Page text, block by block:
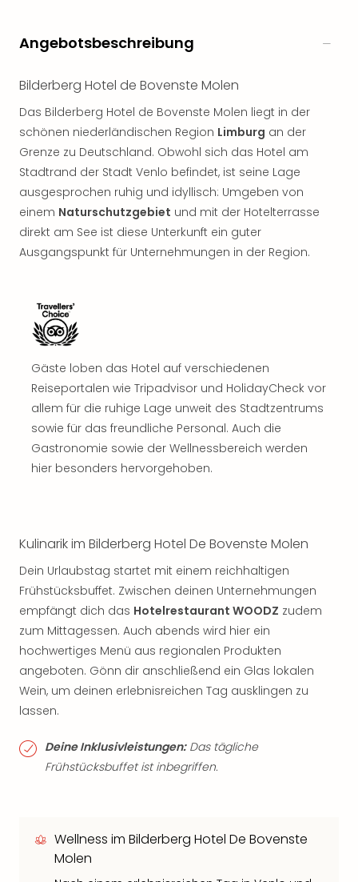
Angebotsbeschreibung
Bilderberg Hotel de Bovenste Molen
Das Bilderberg Hotel de Bovenste Molen liegt in der
schönen niederländischen Region Limburg an der
Grenze zu Deutschland. Obwohl sich das Hotel am
Stadtrand der Stadt Venlo befindet, ist seine Lage
ausgesprochen ruhig und idyllisch: Umgeben von
einem Naturschutzgebiet und mit der Hotelterrasse
direkt am See ist diese Unterkunft ein guter
Ausgangspunkt für Unternehmungen in der Region.
Gäste loben das Hotel auf verschiedenen
Reiseportalen wie Tripadvisor und HolidayCheck vor
allem für die ruhige Lage unweit des Stadtzentrums
sowie für das freundliche Personal. Auch die
Gastronomie sowie der Wellnessbereich werden
hier besonders hervorgehoben.
Kulinarik im Bilderberg Hotel De Bovenste Molen
Dein Urlaubstag startet mit einem reichhaltigen
Frühstücksbuffet. Zwischen deinen Unternehmungen
empfängt dich das Hotelrestaurant WOODZ zudem
zum Mittagessen. Auch abends wird hier ein
hochwertiges Menü aus regionalen Produkten
angeboten. Gönn dir anschließend ein Glas lokalen
Wein, um deinen erlebnisreichen Tag ausklingen zu
lassen.
Deine Inklusivleistungen:Das tägliche
Frühstücksbuffet ist inbegriffen.
Wellness im Bilderberg Hotel De Bovenste
Molen